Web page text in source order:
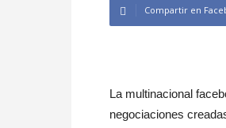
Compartir en
La multinacional
negociaciones